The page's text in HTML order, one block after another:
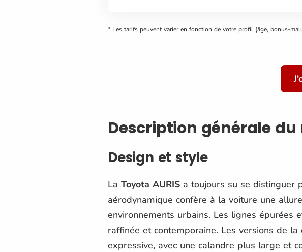
* Les tarifs peuvent varier en fonction de votre profil (âge, bonus-
Description générale du
Design et style
La Toyota AURIS a toujours su se distinguer
aérodynamique confère à la voiture une
environnements urbains. Les lignes
raffinée et contemporaine. Les versions de
expressive, avec une calandre plus large et